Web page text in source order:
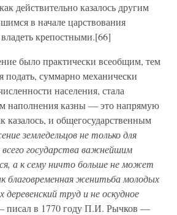
действительно казалось другим
в начале царствования
крепостными.[66]
было практически всеобщим, тем
подать, суммарно механически
населения, стала
наполнения казны — это напрямую
казалось, и общегосударственным
земледельцов не только для
государства важнейшим
а к сему ничто больше не может
благовременная женитьба молодых
труд и не оскудное
писал в 1770 году П.И. Рычков —